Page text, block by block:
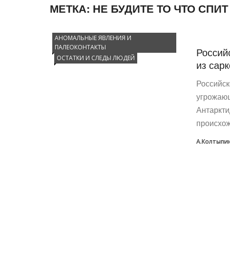
МЕТКА: НЕ БУДИТЕ ТО ЧТО СПИТ
АНОМАЛЬНЫЕ ЯВЛЕНИЯ И
ПАЛЕОКОНТАКТЫ
ОСТАТКИ И СЛЕДЫ ЛЮДЕЙ
из